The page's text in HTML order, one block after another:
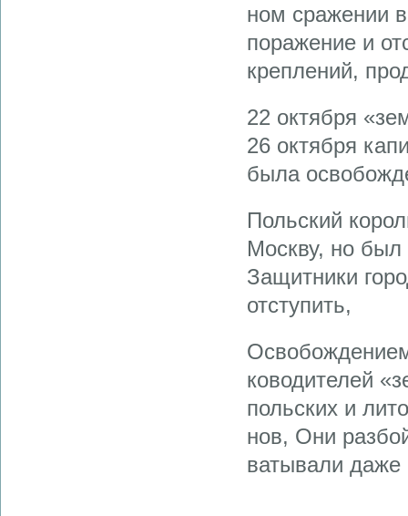
ном сражении
поражение и
креплений,
22 октября
26 октября
была
Польский
Москву, но был
Защитники
отступить,
ководителей
польских и
нов, Они
ватывали